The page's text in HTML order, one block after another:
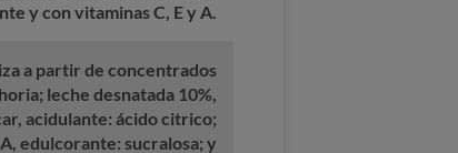
y con vitaminas C, E y A.
a partir de concentrados
leche desnatada 10%,
acidulante: ácido citrico;
edulcorante: sucralosa; y